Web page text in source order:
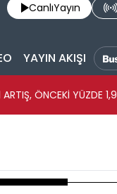
CanlıYayın
YAYIN AKIŞI
ÖNCEKİ YÜZDE 1,9